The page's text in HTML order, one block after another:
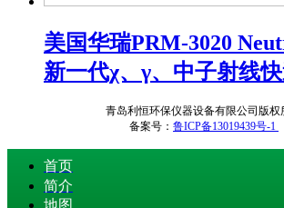
美国华瑞PRM-3020
新一代χ、γ、中子射线
青岛利恒环保仪器设备有限公司版权
备案号： 鲁ICP备13019439号-1
首页
简介